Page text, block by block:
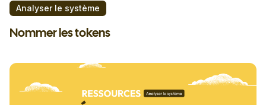
Analyser le système
Nommer les tokens